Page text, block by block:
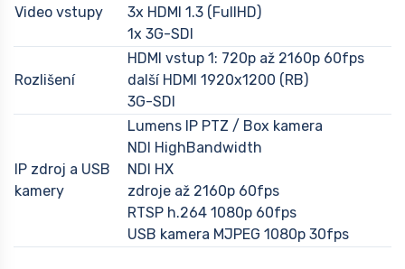
Video vstupy
3x HDMI 1.3 (FullHD)
1x 3G-SDI
Rozlišení
HDMI vstup 1: 720p až 2160p 60fps
další HDMI 1920x1200 (RB)
3G-SDI
IP zdroj a USB
kamery
Lumens IP PTZ / Box kamera
NDI HighBandwidth
NDI HX
zdroje až 2160p 60fps
RTSP h.264 1080p 60fps
USB kamera MJPEG 1080p 30fps